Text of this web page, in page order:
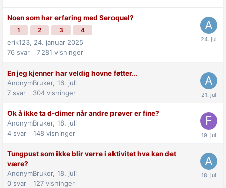
Noen som har erfaring med Seroquel?
1 2 3 4
erik123, 24. januar 2025
76 svar 7 281 visninger
En jeg kjenner har veldig hovne føtter...
AnonymBruker, 16. juli
7 svar 304 visninger
Ok å ikke ta d-dimer når andre prøver er fine?
AnonymBruker, 18. juli
4 svar 148 visninger
Tungpust som ikke blir verre i aktivitet hva kan det
være?
AnonymBruker, 18. juli
0 svar 127 visninger